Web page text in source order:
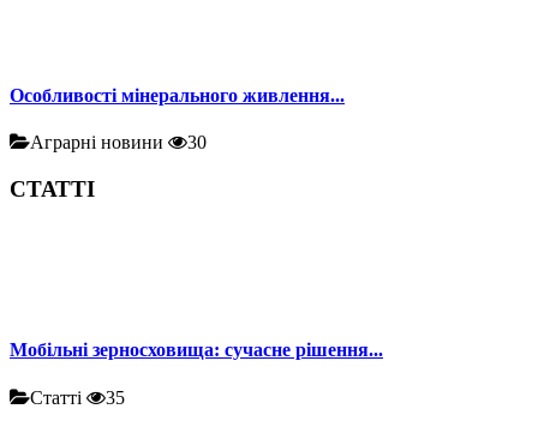
Особливості мінерального живлення...
Аграрні новини 30
СТАТТІ
Мобільні зерносховища: сучасне рішення...
Статті 35